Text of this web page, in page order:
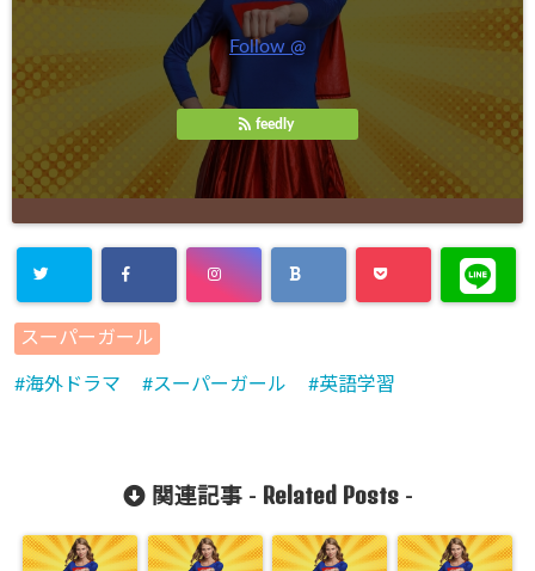
Follow @
feedly
スーパーガール
海外ドラマ スーパーガール 英語学習
関連記事 - Related Posts-